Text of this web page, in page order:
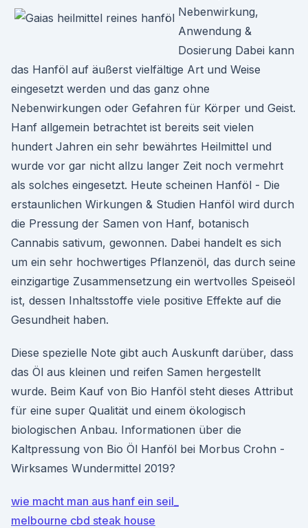
Nebenwirkung,
Anwendung &
Dosierung Dabei kann
das Hanföl auf äußerst vielfältige Art und Weise
eingesetzt werden und das ganz ohne
Nebenwirkungen oder Gefahren für Körper und Geist.
Hanf allgemein betrachtet ist bereits seit vielen
hundert Jahren ein sehr bewährtes Heilmittel und
wurde vor gar nicht allzu langer Zeit noch vermehrt
als solches eingesetzt. Heute scheinen Hanföl - Die
erstaunlichen Wirkungen & Studien Hanföl wird durch
die Pressung der Samen von Hanf, botanisch
Cannabis sativum, gewonnen. Dabei handelt es sich
um ein sehr hochwertiges Pflanzenöl, das durch seine
einzigartige Zusammensetzung ein wertvolles Speiseöl
ist, dessen Inhaltsstoffe viele positive Effekte auf die
Gesundheit haben.
Diese spezielle Note gibt auch Auskunft darüber, dass
das Öl aus kleinen und reifen Samen hergestellt
wurde. Beim Kauf von Bio Hanföl steht dieses Attribut
für eine super Qualität und einem ökologisch
biologischen Anbau. Informationen über die
Kaltpressung von Bio Öl Hanföl bei Morbus Crohn -
Wirksames Wundermittel 2019?
wie macht man aus hanf ein seil_
melbourne cbd steak house